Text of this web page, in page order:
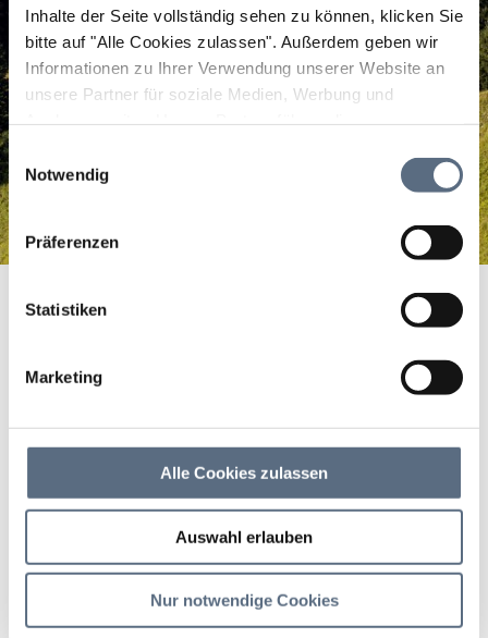
Inhalte der Seite vollständig sehen zu können, klicken Sie
bitte auf "Alle Cookies zulassen". Außerdem geben wir
Informationen zu Ihrer Verwendung unserer Website an
unsere Partner für soziale Medien, Werbung und
zusammen, die Sie ihnen bereitgestellt haben oder die
sie im Rahmen Ihrer Nutzung der Dienste gesammelt
Einwilligungsauswahl
Notwendig
Präferenzen
Statistiken
Marketing
Alle Cookies zulassen
Auswahl erlauben
Nur notwendige Cookies
Bohrtechnik Buchmann
Kontakt
Bohrtechnik Buchmann
Schlegldorf 98
83661 Lenggries